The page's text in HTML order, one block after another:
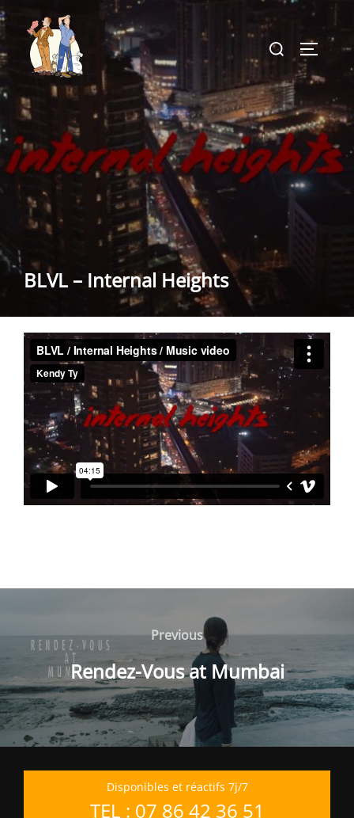
Aller
au
contenu
Rechercher :
BLVL – Internal Heights
de
l’article
Previous
Previous
Rendez-Vous at Mumbai
Disponibles et réactifs 7j/7
TEL : 07 86 42 36 51